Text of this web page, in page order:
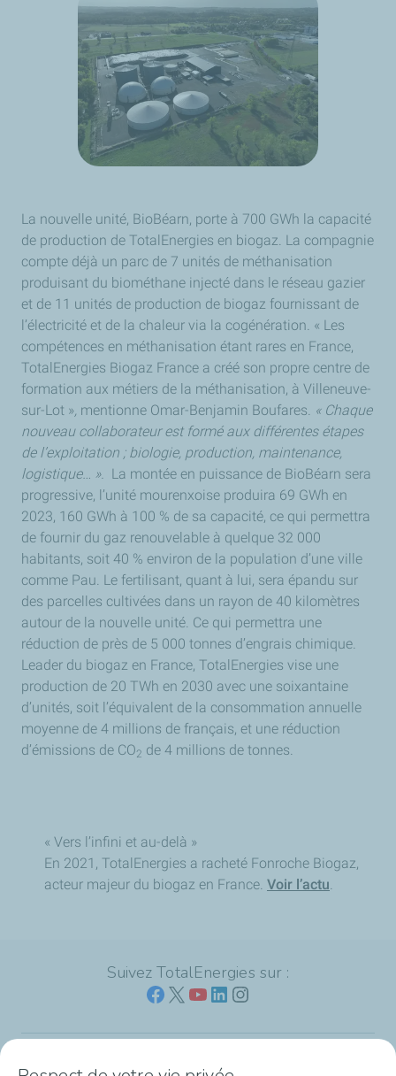
La nouvelle unité, BioBéarn, porte à 700 GWh la capacité
de production de TotalEnergies en biogaz. La compagnie
compte déjà un parc de 7 unités de méthanisation
produisant du biométhane injecté dans le réseau gazier
et de 11 unités de production de biogaz fournissant de
l’électricité et de la chaleur via la cogénération. « Les
compétences en méthanisation étant rares en France,
TotalEnergies Biogaz France a créé son propre centre de
formation aux métiers de la méthanisation, à Villeneuve-
sur-Lot », mentionne Omar-Benjamin Boufares. « Chaque
nouveau collaborateur est formé aux différentes étapes
de l’exploitation ; biologie, production, maintenance,
logistique… ». La montée en puissance de BioBéarn sera
progressive, l’unité mourenxoise produira 69 GWh en
2023, 160 GWh à 100 % de sa capacité, ce qui permettra
de fournir du gaz renouvelable à quelque 32 000
habitants, soit 40 % environ de la population d’une ville
comme Pau. Le fertilisant, quant à lui, sera épandu sur
des parcelles cultivées dans un rayon de 40 kilomètres
autour de la nouvelle unité. Ce qui permettra une
réduction de près de 5 000 tonnes d’engrais chimique.
Leader du biogaz en France, TotalEnergies vise une
production de 20 TWh en 2030 avec une soixantaine
d’unités, soit l’équivalent de la consommation annuelle
moyenne de 4 millions de français, et une réduction
d’émissions de CO2 de 4 millions de tonnes.
« Vers l’infini et au-delà »
En 2021, TotalEnergies a racheté Fonroche Biogaz,
acteur majeur du biogaz en France. Voir l’actu.
Suivez TotalEnergies sur :